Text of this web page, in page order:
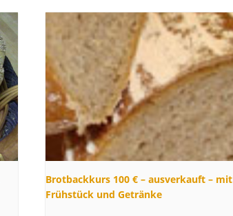
Brotbackkurs 100 € – ausverkauft – mit
Frühstück und Getränke